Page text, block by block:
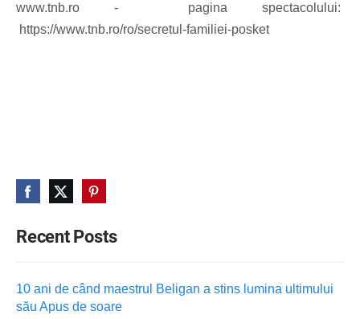
Recent Posts
10 ani de când maestrul Beligan a stins lumina ultimului
său Apus de soare
www.tnb.ro - pagina spectacolului:
https://www.tnb.ro/ro/secretul-familiei-posket